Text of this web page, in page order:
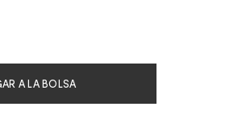
A LA BOLSA